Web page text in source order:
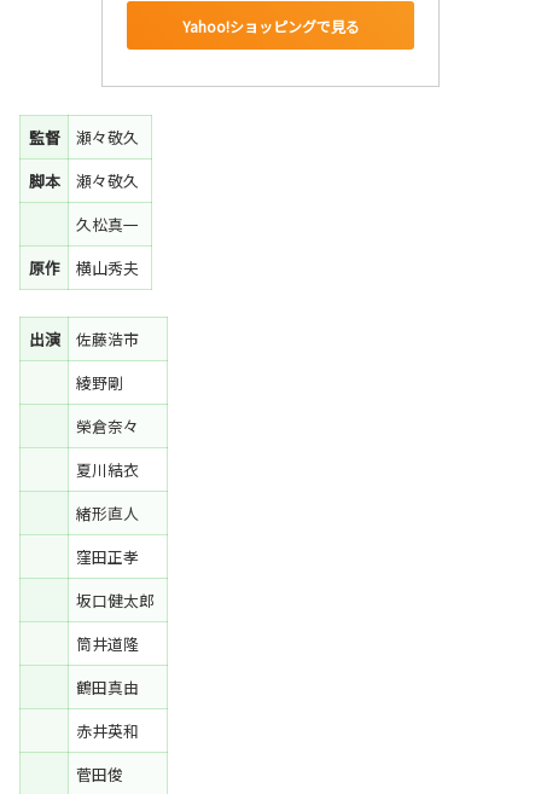
Yahoo!ショッピングで見る
監督
瀬々敬久
脚本
瀬々敬久
久松真一
原作
横山秀夫
出演
佐藤浩市
綾野剛
榮倉奈々
夏川結衣
緒形直人
窪田正孝
坂口健太郎
筒井道隆
鶴田真由
赤井英和
菅田俊